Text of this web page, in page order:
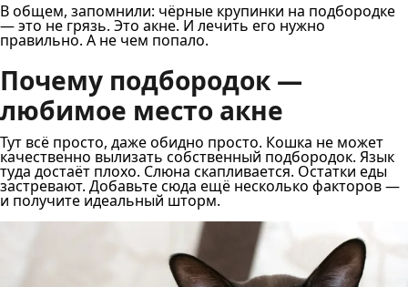
В общем, запомнили: чёрные крупинки на подбородке
— это не грязь. Это акне. И лечить его нужно
правильно. А не чем попало.
Почему подбородок —
любимое место акне
Тут всё просто, даже обидно просто. Кошка не может
качественно вылизать собственный подбородок. Язык
туда достаёт плохо. Слюна скапливается. Остатки еды
застревают. Добавьте сюда ещё несколько факторов —
и получите идеальный шторм.